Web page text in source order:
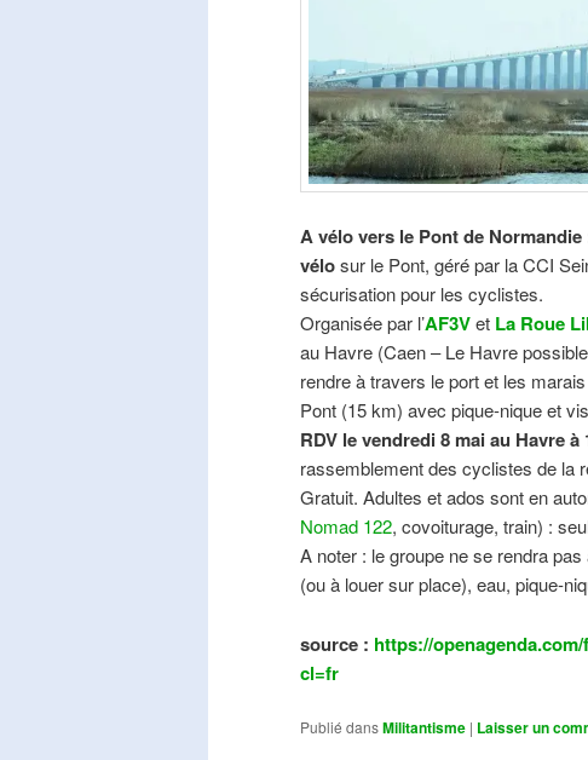
A vélo vers le Pont de
vélosur le Pont, géré par la CCI
sécurisation pour les cyclistes.
Organisée par l’AF3Vet La Roue
au Havre (Caen – Le Havre
rendre à travers le port et les
Pont (15 km) avec pique-nique et
RDV le vendredi 8 mai au Havre à
rassemblement des cyclistes de la
Gratuit. Adultes et ados sont en
Nomad 122, covoiturage, train) :
A noter : le groupe ne se rendra
(ou à louer sur place), eau, pique-
source : https://
cl=fr
Publié dansMilitantisme | Laisser un